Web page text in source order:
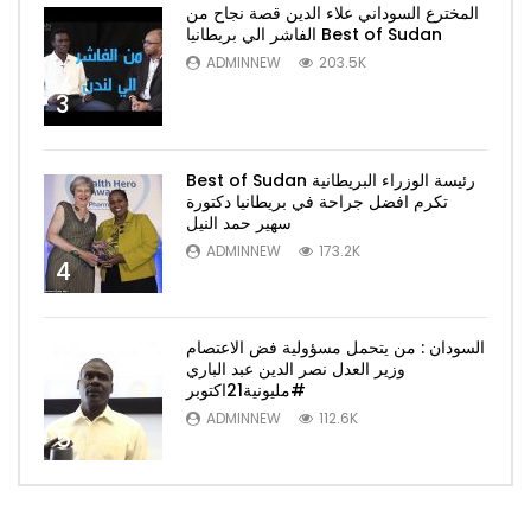
3
المخترع السوداني علاء الدين قصة نجاح من
الفاشر الي بريطانيا Best of Sudan
ADMINNEW 203.5K
4
Best of Sudan رئيسة الوزراء البريطانية
تكرم افضل جراحة في بريطانيا دكتورة
سهير حمد النيل
ADMINNEW 173.2K
5
السودان : من يتحمل مسؤولية فض الاعتصام
وزير العدل نصر الدين عبد الباري
#مليونية21اكتوبر
ADMINNEW 112.6K